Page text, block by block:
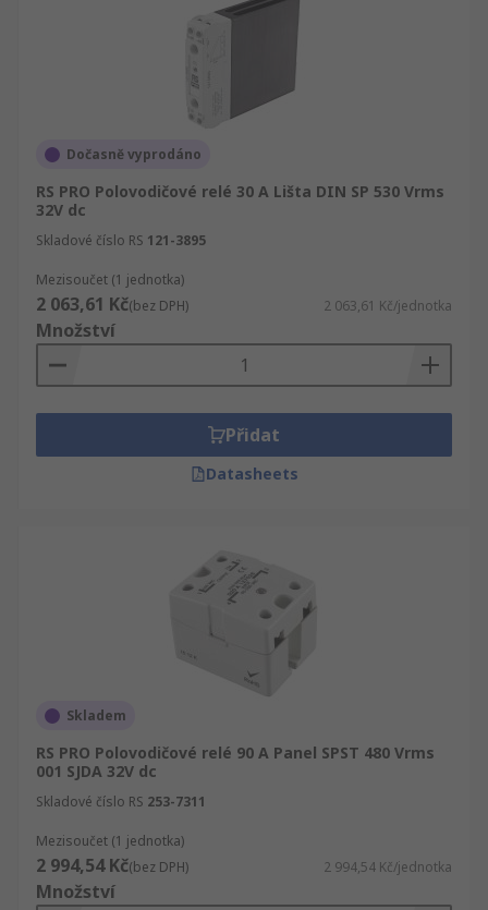
Dočasně vyprodáno
RS PRO Polovodičové relé 30 A Lišta DIN SP 530 Vrms
32V dc
Skladové číslo RS 121-3895
Mezisoučet (1 jednotka)
2 063,61 Kč(bez DPH) 2 063,61 Kč/jednotka
Množství
Přidat
Datasheets
Skladem
RS PRO Polovodičové relé 90 A Panel SPST 480 Vrms
001 SJDA 32V dc
Skladové číslo RS 253-7311
Mezisoučet (1 jednotka)
2 994,54 Kč(bez DPH) 2 994,54 Kč/jednotka
Množství